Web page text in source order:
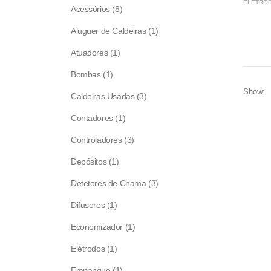
Show:
Acessórios 88
Aluguer de Caldeiras 11
Atuadores 11
Bombas 11
Caldeiras Usadas 33
Contadores 11
Controladores 33
Depósitos 11
Detetores de Chama 33
Difusores 11
Economizador 11
Elétrodos 11